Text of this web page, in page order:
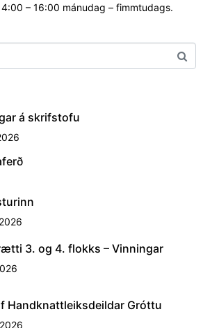
– 16:00 mánudag – fimmtudags.
á skrifstofu
3. og 4. flokks – Vinningar
Handknattleiksdeildar Gróttu